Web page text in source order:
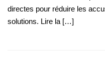
directes pour réduire les
solutions. Lire la […]